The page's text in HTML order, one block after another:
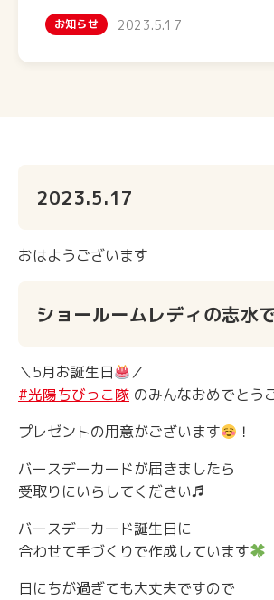
お知らせ 2023.5.17
2023.5.17
おはようございます
ショールームレディの志水
＼5月お誕生日
／
#光陽ちびっこ隊 のみんなおめでとう
プレゼントの用意がございます
！
バースデーカードが届きましたら
受取りにいらしてください♬
バースデーカード誕生日に
合わせて手づくりで作成しています
日にちが過ぎても大丈夫ですので